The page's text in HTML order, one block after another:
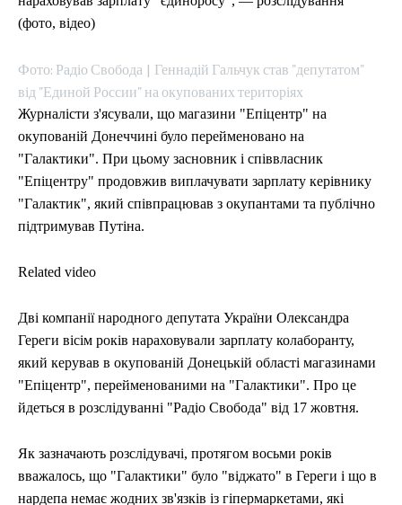
ЕКОНОМІКА
ЕКОНОМІКА
(фото, відео)
Фото: Радіо Свобода | Геннадій Гальчук став "депутатом"
від "Единой России" на окупованих територіях
Журналісти з'ясували, що магазини "Епіцентр" на
окупованій Донеччині було перейменовано на
"Галактики". При цьому засновник і співвласник
"Епіцентру" продовжив виплачувати зарплату керівнику
"Галактик", який співпрацював з окупантами та публічно
підтримував Путіна.
Related video
Дві компанії народного депутата України Олександра
Гереги вісім років нараховували зарплату колаборанту,
який керував в окупованій Донецькій області магазинами
"Епіцентр", перейменованими на "Галактики". Про це
йдеться в розслідуванні "Радіо Свобода" від 17 жовтня.
Як зазначають розслідувачі, протягом восьми років
вважалось, що "Галактики" було "віджато" в Гереги і що в
нардепа немає жодних зв'язків із гіпермаркетами, які